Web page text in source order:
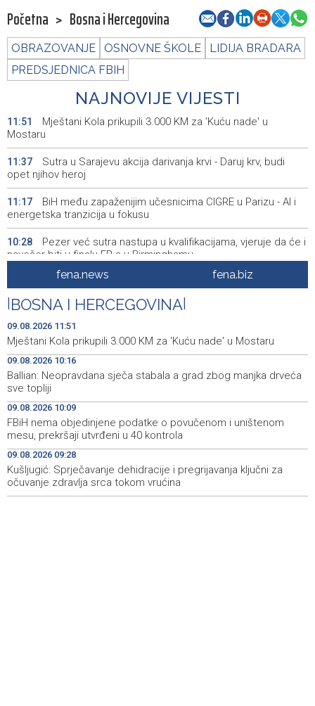
Početna > Bosna i Hercegovina
OBRAZOVANJE OSNOVNE ŠKOLE
LIDIJA BRADARA
PREDSJEDNICA FBIH
NAJNOVIJE VIJESTI
11:51
Mještani Kola prikupili 3.000 KM za 'Kuću nade' u
Mostaru
11:37
Sutra u Sarajevu akcija darivanja krvi - Daruj krv, budi
opet njihov heroj
11:17
BiH među zapaženijim učesnicima CIGRE u Parizu - AI i
energetska tranzicija u fokusu
10:28
Pezer već sutra nastupa u kvalifikacijama, vjeruje da će i
navečer biti u finalu EP-a u Birminghamu
Ballian: Neopravdana sječa stabala a grad zbog manjka
drveća sve topliji
10:09
FBiH nema objedinjene podatke o povučenom i
uništenom mesu, prekršaji utvrđeni u 40 kontrola
10:03
Marija Šerifović pred više hiljada posjetitelja na Piroti
zatvorila 'Dane dijaspore 2026' u Travniku
09:28
Kušljugić: Sprječavanje dehidracije i pregrijavanja ključni
09:27
U jami 'Raspotočje' petu noć prenoćilo devet zeničkih
rudara
09:20
Gosti iz regiona okupirali Jahorinu, mnogi zbog popusta
umjesto mora izabrali planinu
fena.news fena.biz
BOSNA I HERCEGOVINA
09.08.2026 11:51
Mještani Kola prikupili 3.000 KM za 'Kuću nade' u Mostaru
09.08.2026 10:16
Ballian: Neopravdana sječa stabala a grad zbog manjka drveća
sve topliji
09.08.2026 10:09
FBiH nema objedinjene podatke o povučenom i uništenom
mesu, prekršaji utvrđeni u 40 kontrola
09.08.2026 09:28
Kušljugić: Sprječavanje dehidracije i pregrijavanja ključni za
očuvanje zdravlja srca tokom vrućina